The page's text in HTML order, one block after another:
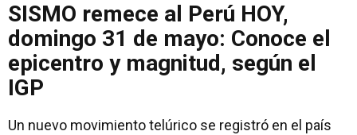
SISMO remece al Perú HOY,
domingo 31 de mayo: Conoce el
epicentro y magnitud, según el
IGP
Un nuevo movimiento telúrico se registró en el país